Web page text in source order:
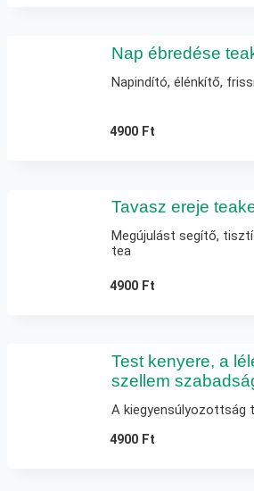
Nap ébredése
Napindító, élénkítő,
4900 Ft
Tavasz ereje
Megújulást segítő,
tea
4900 Ft
Test kenyere, a
szellem
A kiegyensúlyozottság
4900 Ft